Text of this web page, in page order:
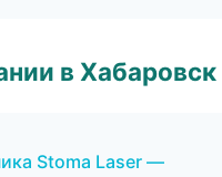
в Хабаровск
Stoma Laser —